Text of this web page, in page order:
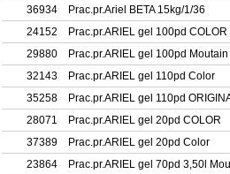
36934
Prac.pr.Ariel BETA 15kg/1/36
24152
Prac.pr.ARIEL gel 100pd COLOR
29880
Prac.pr.ARIEL gel 100pd
32143
Prac.pr.ARIEL gel 110pd Color
35258
Prac.pr.ARIEL gel 110pd
28071
Prac.pr.ARIEL gel 20pd COLOR
37389
Prac.pr.ARIEL gel 20pd Color
23864
Prac.pr.ARIEL gel 70pd 3,50l